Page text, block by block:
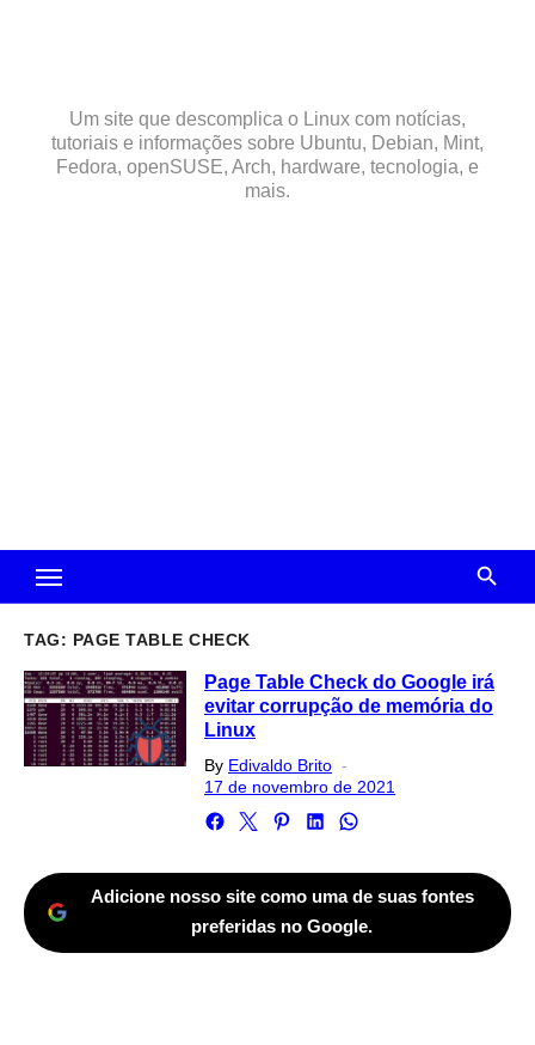
Um site que descomplica o Linux com notícias,
tutoriais e informações sobre Ubuntu, Debian, Mint,
Fedora, openSUSE, Arch, hardware, tecnologia, e
mais.
TAG: PAGE TABLE CHECK
Page Table Check do Google irá
evitar corrupção de memória do
Linux
By Edivaldo Brito
on
17 de novembro de 2021
Adicione nosso site como uma de suas fontes
preferidas no Google.